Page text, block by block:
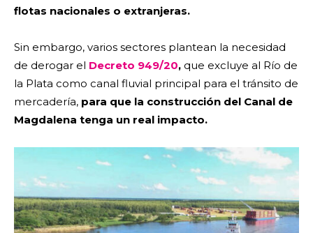
flotas nacionales o extranjeras.
Sin embargo, varios sectores plantean la necesidad
de derogar el Decreto 949/20, que excluye al Río de
la Plata como canal fluvial principal para el tránsito de
mercadería, para que la construcción del Canal de
Magdalena tenga un real impacto.